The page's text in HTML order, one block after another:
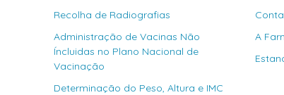
Recolha de Radiografias
Administração de Vacinas Não
Íncluidas no Plano Nacional de
Vacinação
Determinação do Peso, Altura e IMC
A